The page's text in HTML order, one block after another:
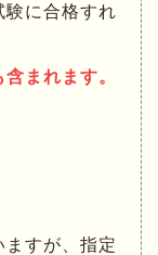
験に合格すれ
まれます。
すが、指定